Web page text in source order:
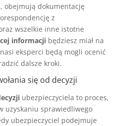
obejmują dokumentację
z
wszelkie inne istotne
informacjibędziesz miał na
eksperci będą mogli ocenić
dalsze kroki.
się od decyzji
ubezpieczyciela to proces,
uzyskaniu sprawiedliwego
ubezpieczyciel podejmuje